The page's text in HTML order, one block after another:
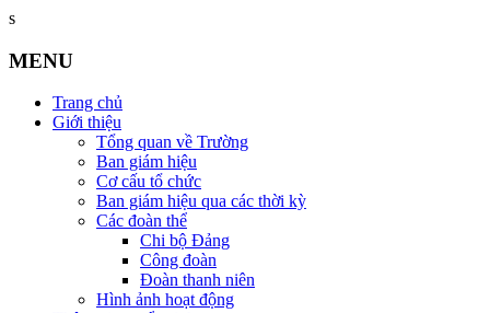
s
MENU
Trang chủ
Giới thiệu
Tổng quan về Trường
Ban giám hiệu
Cơ cấu tổ chức
Ban giám hiệu qua các thời kỳ
Các đoàn thể
Chi bộ Đảng
Công đoàn
Đoàn thanh niên
Hình ảnh hoạt động